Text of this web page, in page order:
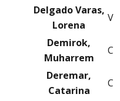
Delgado Varas,
Lorena
V
Demirok,
Muharrem
C
Deremar,
Catarina
C